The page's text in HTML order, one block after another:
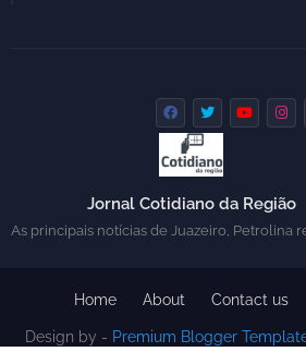
Jornal Cotidiano da Região
As principais notícias de Juazeiro, Petrolina
Design by - Premium Blogger
Home About Contact us